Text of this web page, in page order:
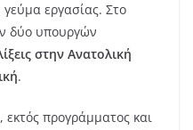
εργασίας. Στο
δύο υπουργών
στην Ανατολική
.
προγράμματος και